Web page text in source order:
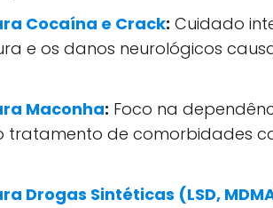
Cocaína e Crack: Cuidado
e os danos neurológicos
Maconha: Foco na
tratamento de comorbidades
Drogas Sintéticas (LSD,